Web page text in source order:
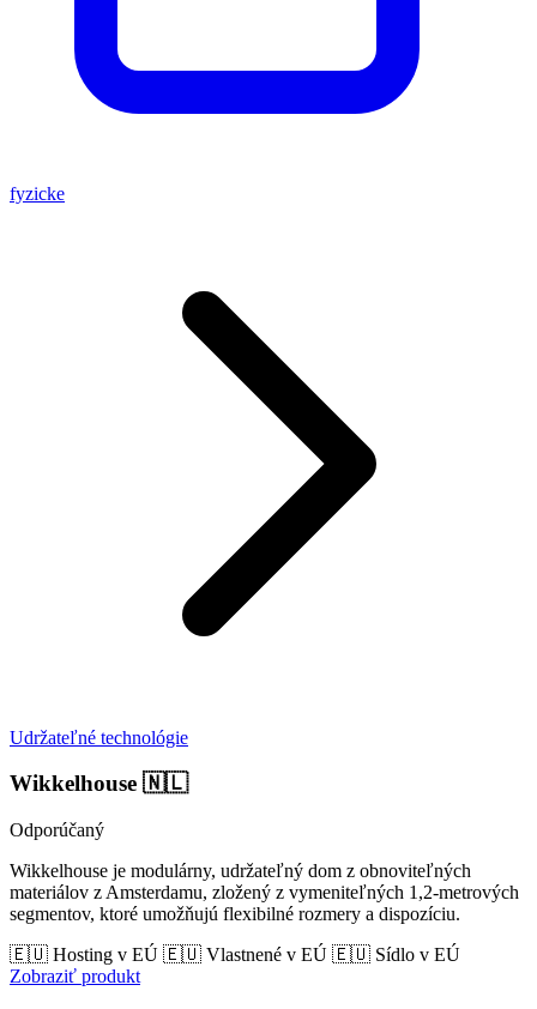
fyzicke
Udržateľné technológie
Wikkelhouse 🇳🇱
Odporúčaný
Wikkelhouse je modulárny, udržateľný dom z obnoviteľných
materiálov z Amsterdamu, zložený z vymeniteľných 1,2-metrových
segmentov, ktoré umožňujú flexibilné rozmery a dispozíciu.
🇪🇺 Hosting v EÚ 🇪🇺 Vlastnené v EÚ 🇪🇺 Sídlo v EÚ
Zobraziť produkt